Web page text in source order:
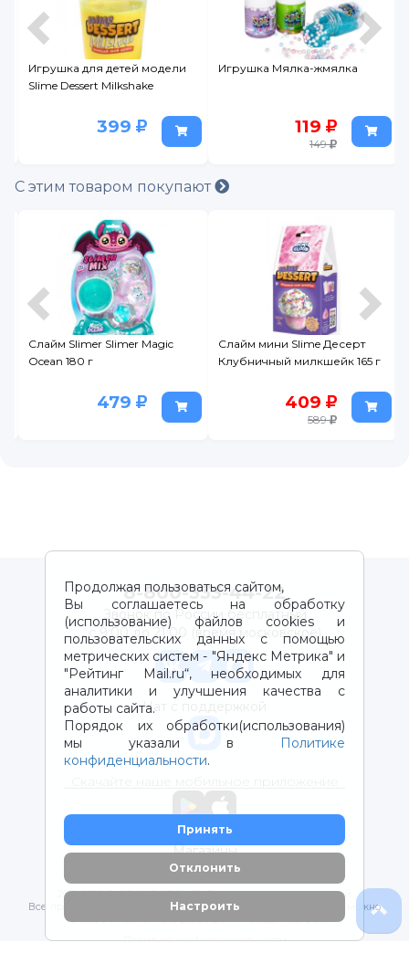
Игрушка для детей модели
Slime Dessert Milkshake
399
Игрушка Мялка-жмялка
119
149
С этим товаром покупают
Слайм Slimer Slimer Magic
Ocean 180 г
479
Слайм мини Slime Десерт
Клубничный милкшейк 165 г
409
589
Продолжая пользоваться сайтом,
Вы соглашаетесь на обработку
(использование) файлов cookies и
пользовательских данных с помощью
метрических систем - "Яндекс Метрика" и
"Рейтинг Mail.ru“, необходимых для
аналитики и улучшения качества с
работы сайта.
Порядок их обработки(использования)
мы указали в
Политике
конфиденциальности.
Принять
Отклонить
Настроить
8-800-333-44-22
Звонок по России бесплатный
с 9:00 до 21:00 (время московское)
Чат с поддержкой
Магазины
2012-2026 © ООО "ВОТОНЯ". Детские товары с доставкой
Все права защищены. Любое использование материалов возможно
только с письменного разрешения владельцев сайта.
Политика конфиденциальности